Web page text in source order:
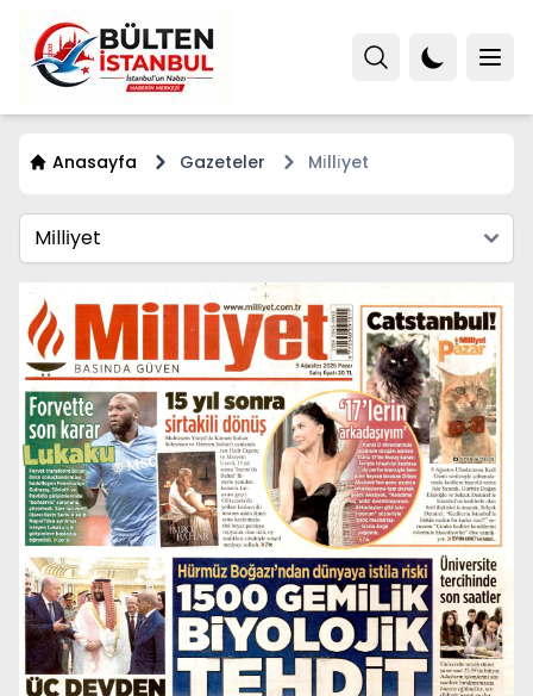
Anasayfa Gazeteler Mi̇lli̇yet